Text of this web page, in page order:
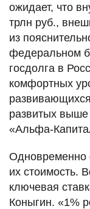
ожидает, что
трлн руб.,
из
федеральном
госдолга в
комфортных
развитых выше
«Альфа-
Одновременно
их стоимость.
ключевая
Коныгин. «1%